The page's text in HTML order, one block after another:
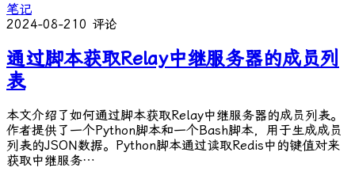
笔记
2024-08-21 0 评论
通过脚本获取Relay中继服务器的成员列
表
本文介绍了如何通过脚本获取Relay中继服务器的成员列表。
作者提供了一个Python脚本和一个Bash脚本，用于生成成员
列表的JSON数据。Python脚本通过读取Redis中的键值对来
获取中继服务…